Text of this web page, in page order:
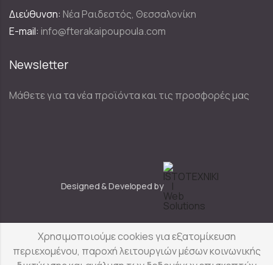
Διεύθυνση: Νέα Ραιδεστός, Θεσσαλονίκη
E-mail: info@fterakaipoupoula.com
Newsletter
Μάθετε για τα νέα προϊόντα και τις προσφορές μας
Designed & Developed by
Φτερά & Πούπουλα© Copyright 2025
Χρησιμοποιούμε cookies για εξατομίκευση
περιεχομένου, παροχή λειτουργιών μέσων κοινωνικής